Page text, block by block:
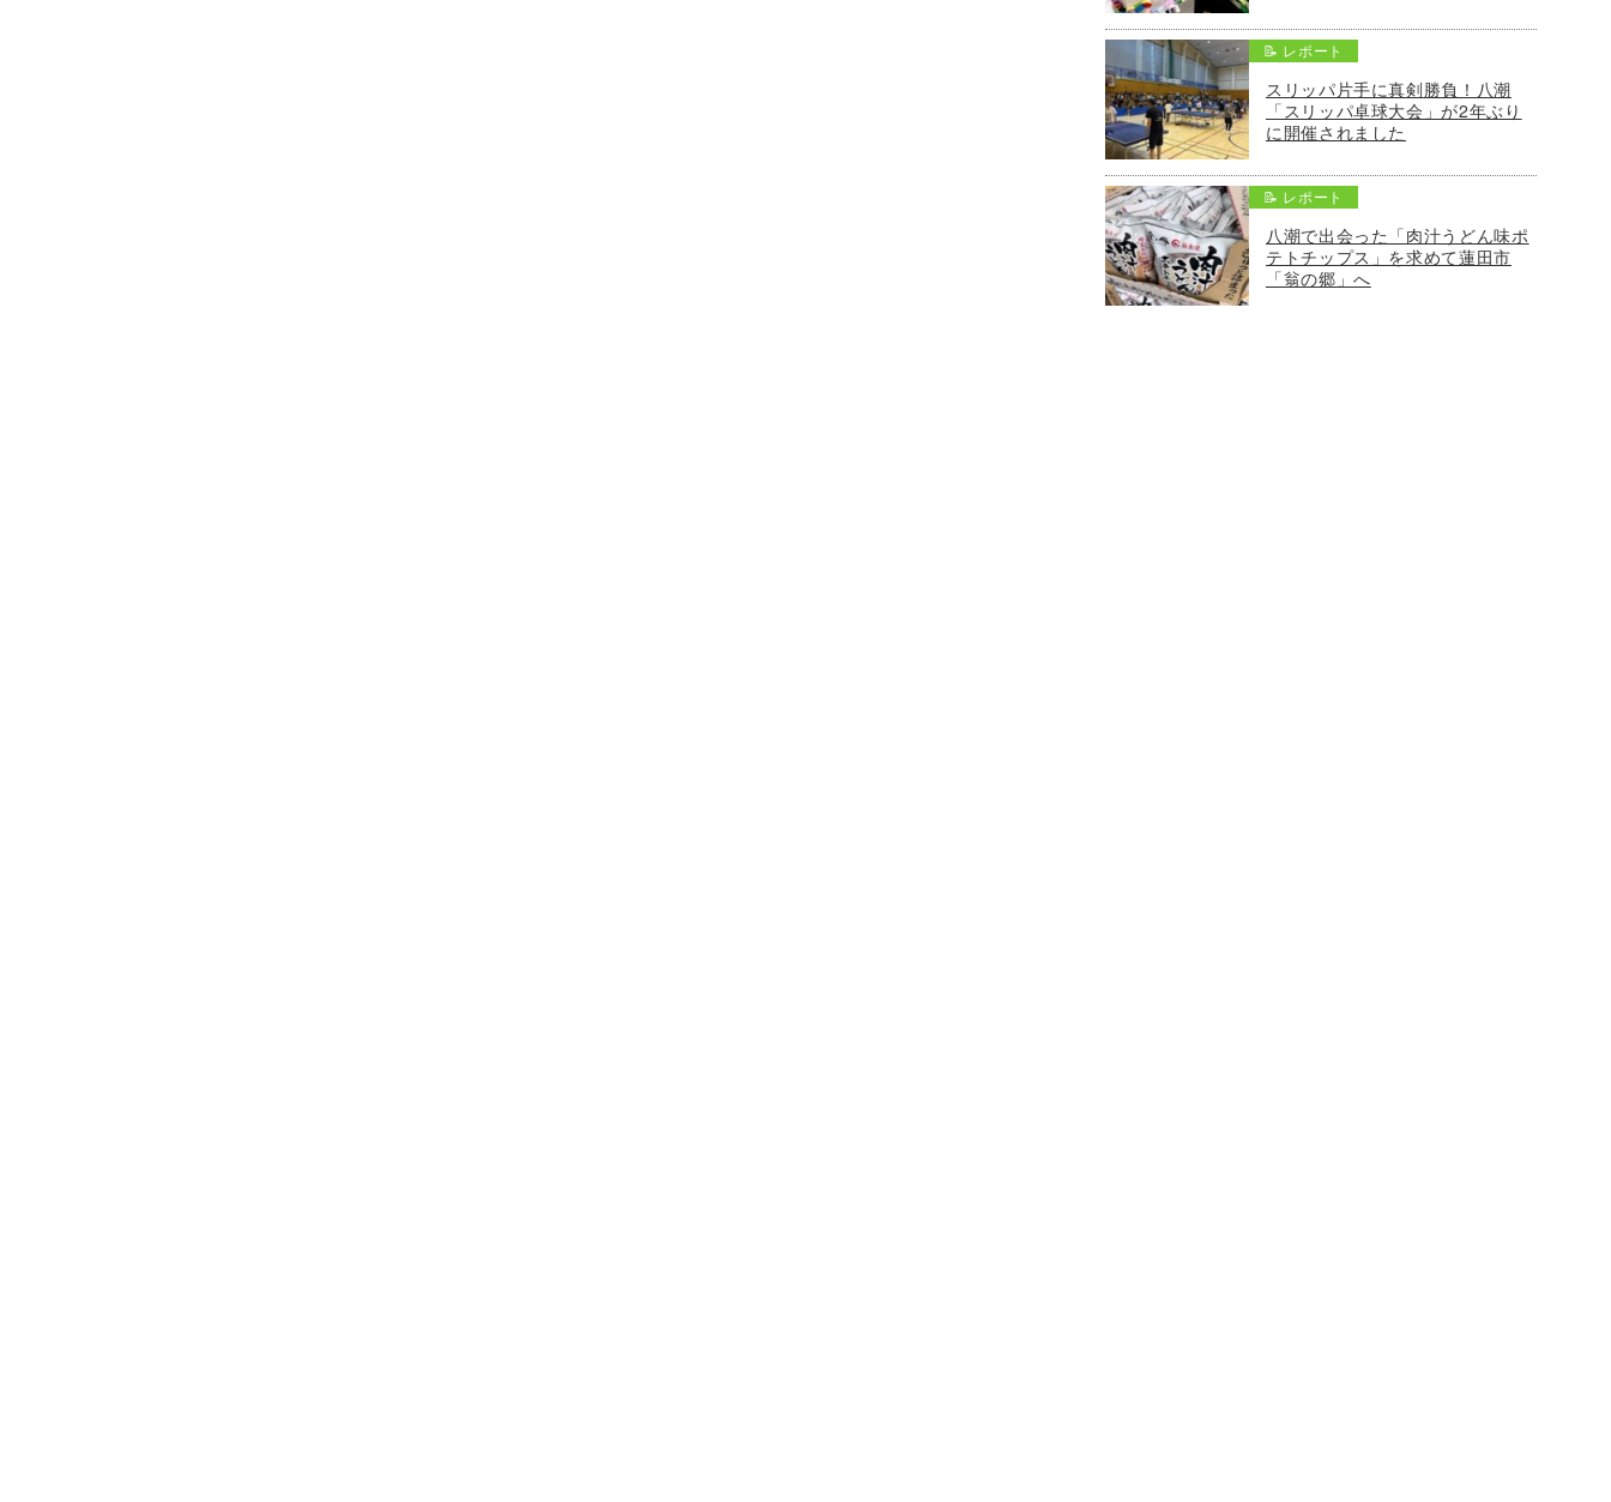
📝 レポート
スリッパ片手に真剣勝負！八潮
「スリッパ卓球大会」が2年ぶり
に開催されました
📝 レポート
八潮で出会った「肉汁うどん味ポ
テトチップス」を求めて蓮田市
「翁の郷」へ